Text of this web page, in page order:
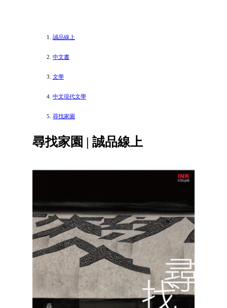
誠品線上
中文書
文學
中文現代文學
尋找家園
尋找家園 | 誠品線上